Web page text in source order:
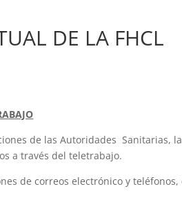
DE LA FHCL
de las Autoridades Sanitarias,
a través del teletrabajo.
de correos electrónico y